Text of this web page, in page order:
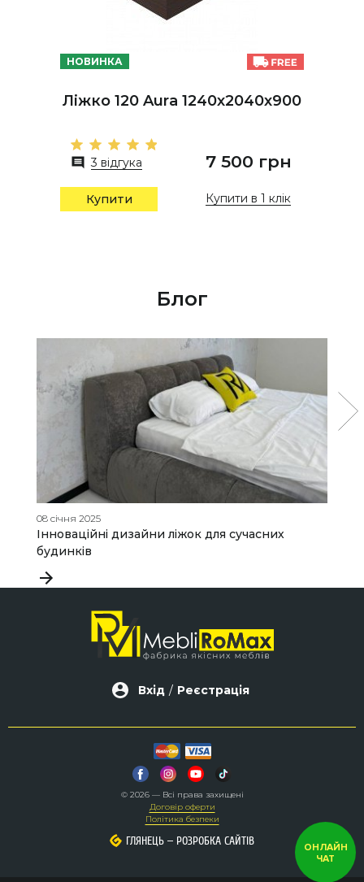
НОВИНКА
Ліжко 120 Aura 1240х2040х900
3 відгука 7 500 грн
Купити Купити в 1 клік
Блог
08 січня 2025
Інноваційні дизайни ліжок для сучасних
будинків
Вхід / Реєстрація
© 2026 — Всі права захищені
Договір оферти
Політика безпеки
ГЛЯНЕЦЬ – РОЗРОБКА САЙТІВ
ГЛЯНЕЦЬ – РОЗРОБКА САЙТІВ
ОНЛАЙН
ЧАТ